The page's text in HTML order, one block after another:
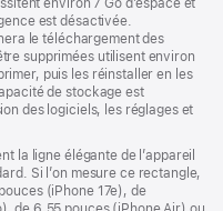
est désactivée.
le téléchargement des
supprimées utilisent environ
puis les réinstaller en les
de stockage est
des logiciels, les réglages et
la ligne élégante de l’appareil
Si l’on mesure ce rectangle,
(iPhone 17e), de